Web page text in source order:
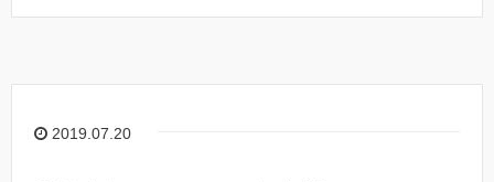
2019.07.20